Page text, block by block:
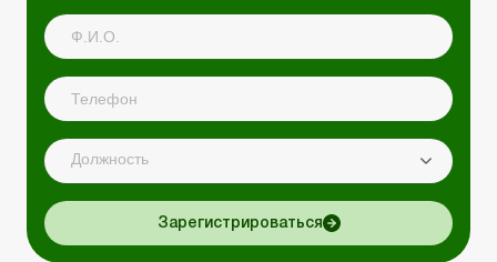
Должность
Зарегистрироваться